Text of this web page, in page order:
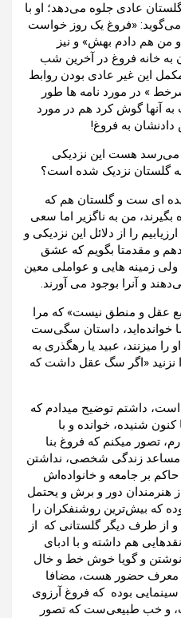
عادی جلوه می‌دهد؛ او با
می‌گوید: «فروغ یک روز خواست
هم دادم بهش» و نیز
به خانه فروغ در آخرین شب
این غیر عادی بودن روابط
» در مورد نامه ها طور
آنها گوش کرد هم در مورد
دادنشان به فروغ!
می‌رسد هست این نزدیکی
به گلستان نزدیک شده است؟
ای ست و گلستان هم که
من به ناگزیر اما سعی
را از دلائل این نزدیکی و
و مقدمتا بگویم که عشق
زمینه هایی و عواملی معین
و آنرا بوجود می آورند.
عقل و منطق نیست» که مرا
خوانده‌اید، داستان سگی‌ست
میزنند، عبید یا رهگذری به
نزنید «اگر سگ عقل داشت که
داشتم توضیح میدادم که
کنون شنیده، خوانده و با
تصور میکنم که فروغ بنا
زندگی شخصی، نداشتن
بر جامعه و خانواده‌اش
هنرمندان دور ‌و برش و یحتمل
که بیش‌ترین روشنفکران را
طرف دیگر گلستانی که از
هم داشته و با ادبای
و گویا خوش خط و خال
معرف حضور هست، مضافا
بوده که فروغ آرزوی
و خب طبیعی‌ست که تصور